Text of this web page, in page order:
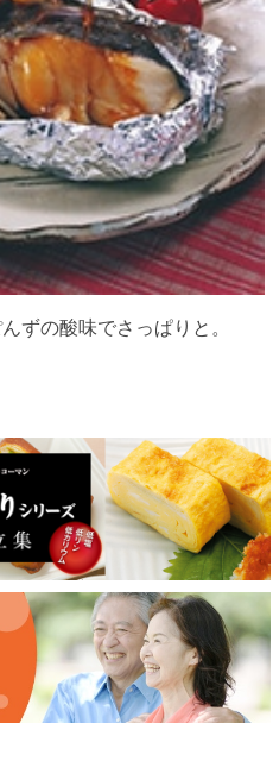
ずの酸味でさっぱりと。